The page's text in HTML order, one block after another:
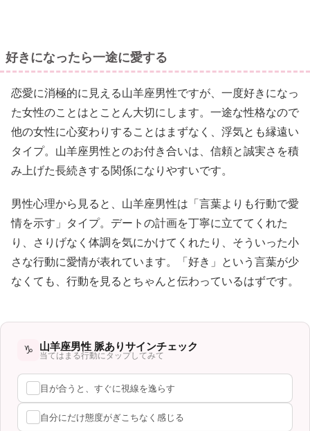
好きになったら一途に愛する
恋愛に消極的に見える山羊座男性ですが、一度好きになっ
た女性のことはとことん大切にします。一途な性格なので
他の女性に心変わりすることはまずなく、浮気とも縁遠い
タイプ。山羊座男性とのお付き合いは、信頼と誠実さを積
み上げた長続きする関係になりやすいです。
男性心理から見ると、山羊座男性は「言葉よりも行動で愛
情を示す」タイプ。デートの計画を丁寧に立ててくれた
り、さりげなく体調を気にかけてくれたり、そういった小
さな行動に愛情が表れています。「好き」という言葉が少
なくても、行動を見るとちゃんと伝わっているはずです。
♑ 山羊座男性 脈ありサインチェック
当てはまる行動にタップしてみて
目が合うと、すぐに視線を逸らす
自分にだけ態度がぎこちなく感じる